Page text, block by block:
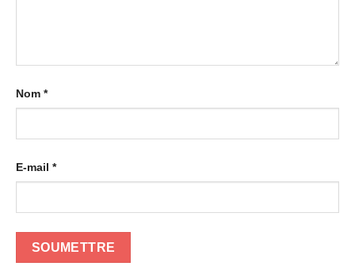
Nom *
E-mail *